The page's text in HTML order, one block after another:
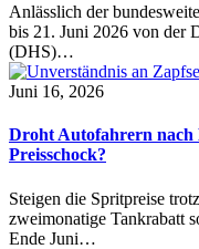
Anlässlich der
bis 21. Juni 2026 von der
(DHS)…
Juni 16, 2026
Droht Autofahrern nach
Preisschock?
Steigen die Spritpreise
zweimonatige Tankrabatt
Ende Juni…